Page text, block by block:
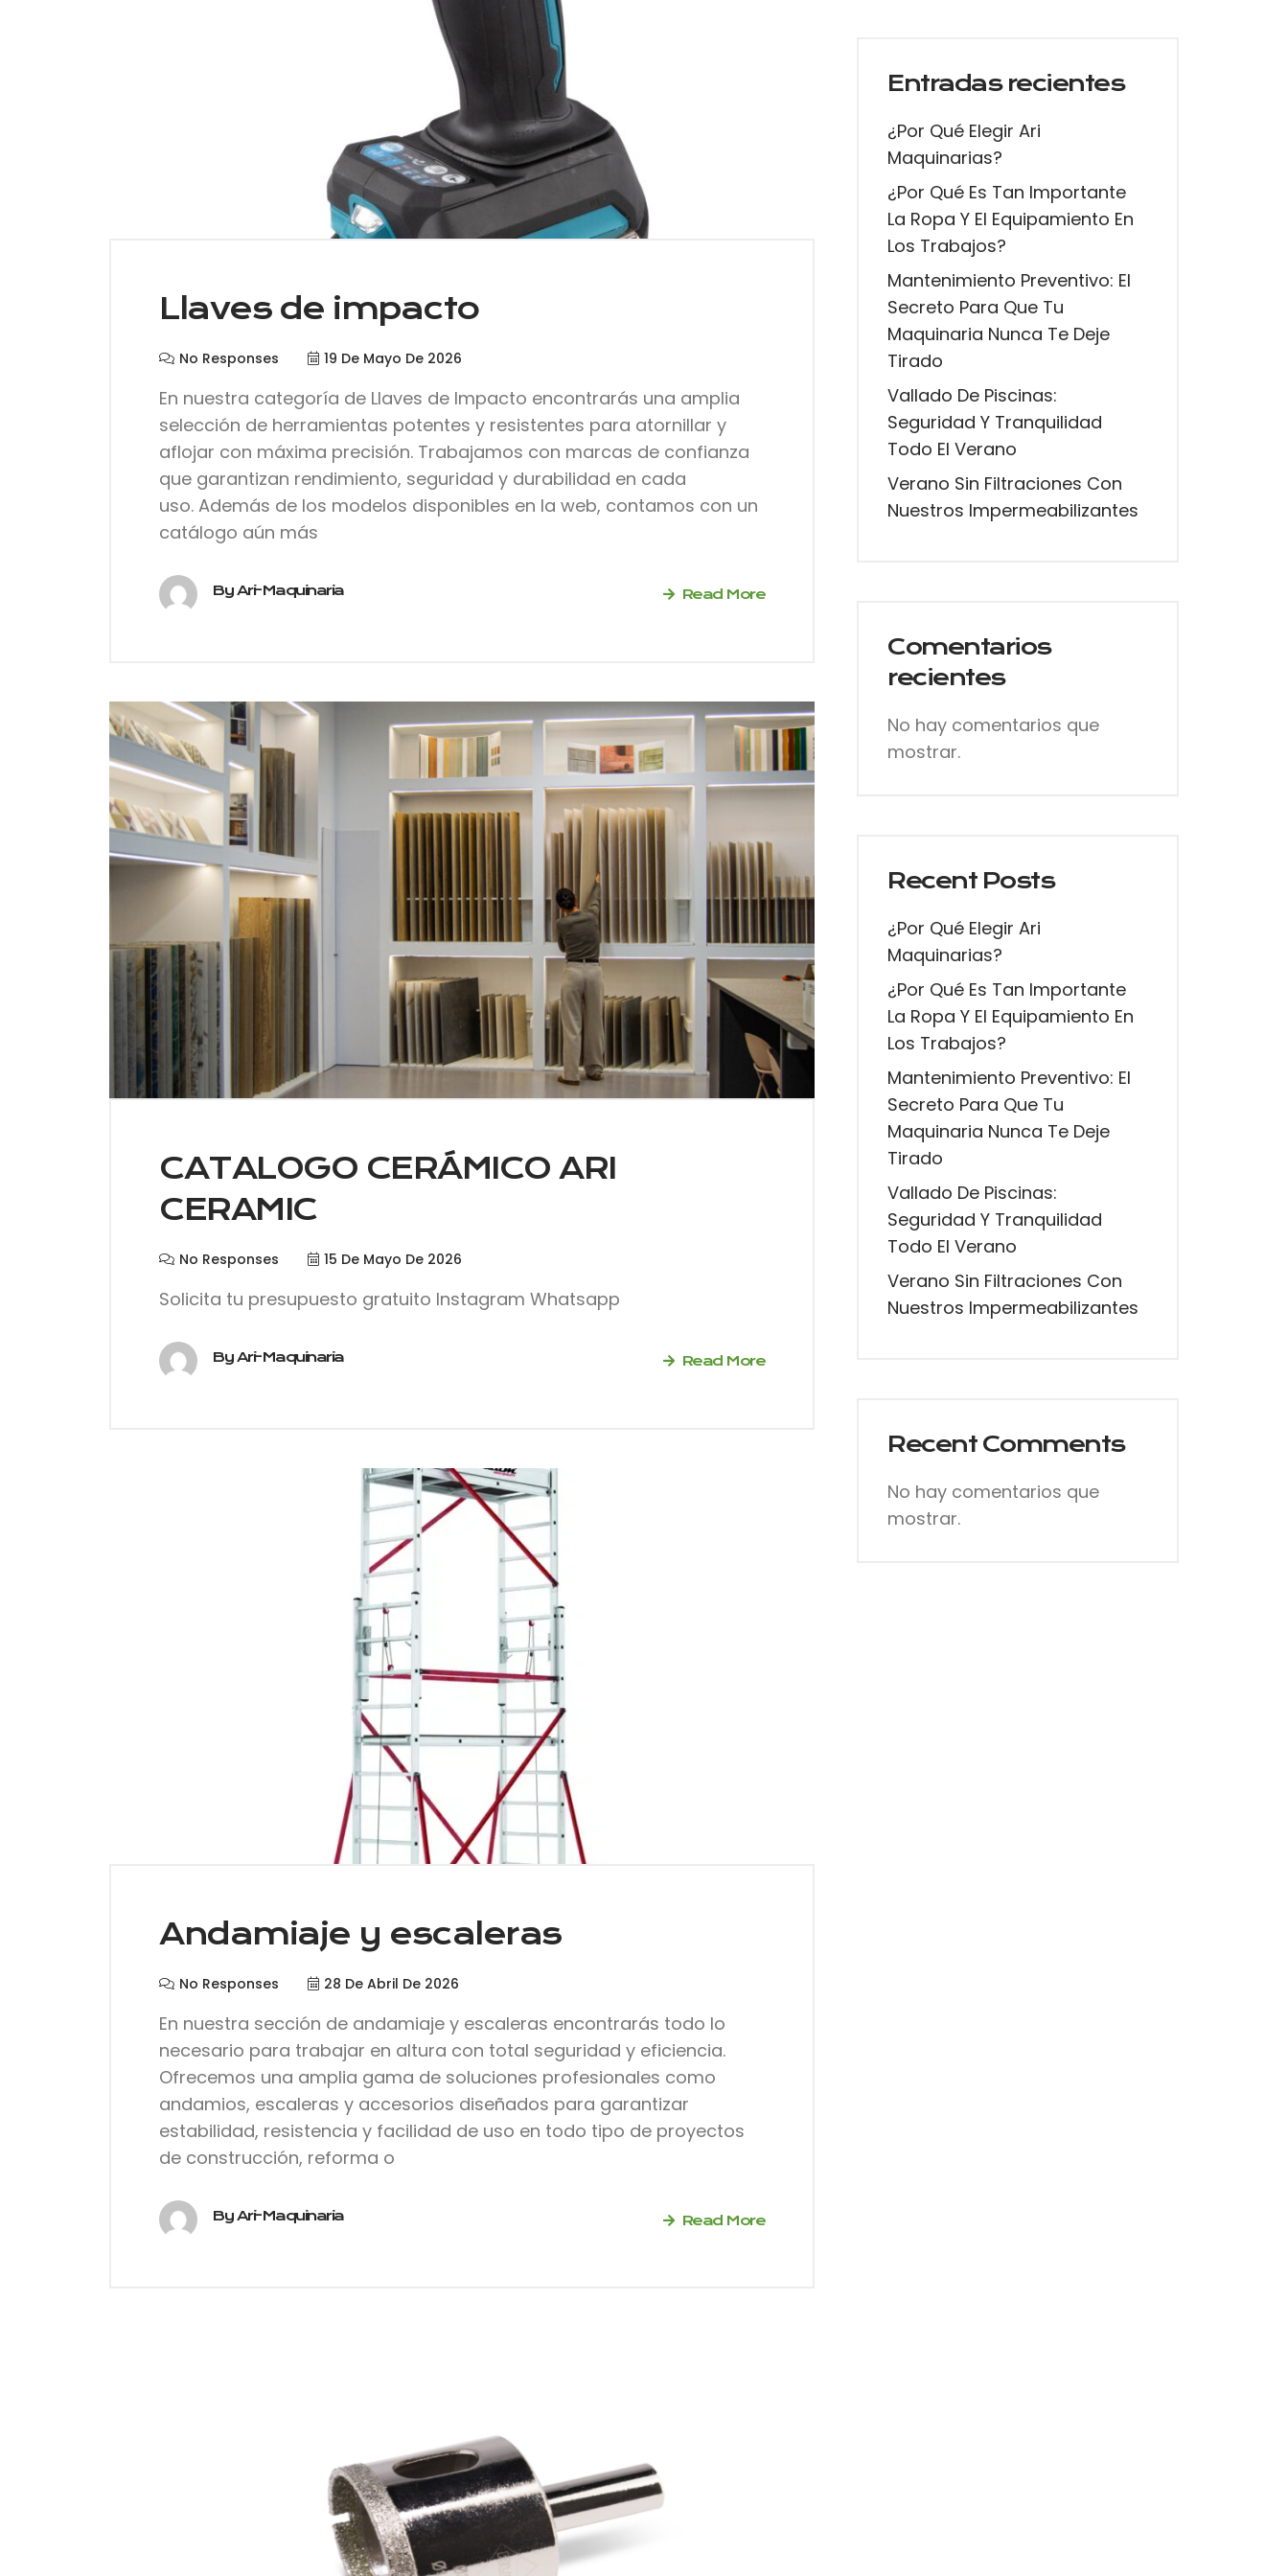
Llaves de impacto
No Responses 19 De Mayo De 2026
En nuestra categoría de Llaves de Impacto encontrarás una amplia
selección de herramientas potentes y resistentes para atornillar y
aflojar con máxima precisión. Trabajamos con marcas de confianza
que garantizan rendimiento, seguridad y durabilidad en cada
uso. Además de los modelos disponibles en la web, contamos con un
catálogo aún más
By Ari-Maquinaria Read More
CATALOGO CERÁMICO ARI
CERAMIC
No Responses 15 De Mayo De 2026
Solicita tu presupuesto gratuito Instagram Whatsapp
By Ari-Maquinaria Read More
Andamiaje y escaleras
No Responses 28 De Abril De 2026
En nuestra sección de andamiaje y escaleras encontrarás todo lo
necesario para trabajar en altura con total seguridad y eficiencia.
Ofrecemos una amplia gama de soluciones profesionales como
andamios, escaleras y accesorios diseñados para garantizar
estabilidad, resistencia y facilidad de uso en todo tipo de proyectos
de construcción, reforma o
By Ari-Maquinaria Read More
Entradas recientes
¿Por Qué Elegir Ari
Maquinarias?
¿Por Qué Es Tan Importante
La Ropa Y El Equipamiento En
Los Trabajos?
Mantenimiento Preventivo: El
Secreto Para Que Tu
Maquinaria Nunca Te Deje
Tirado
Vallado De Piscinas:
Seguridad Y Tranquilidad
Todo El Verano
Verano Sin Filtraciones Con
Nuestros Impermeabilizantes
Comentarios
recientes
No hay comentarios que
mostrar.
Recent Posts
¿Por Qué Elegir Ari
Maquinarias?
¿Por Qué Es Tan Importante
La Ropa Y El Equipamiento En
Los Trabajos?
Mantenimiento Preventivo: El
Secreto Para Que Tu
Maquinaria Nunca Te Deje
Tirado
Vallado De Piscinas:
Seguridad Y Tranquilidad
Todo El Verano
Verano Sin Filtraciones Con
Nuestros Impermeabilizantes
Recent Comments
No hay comentarios que
mostrar.
Recibe en tu correo las últimas novedades,
×